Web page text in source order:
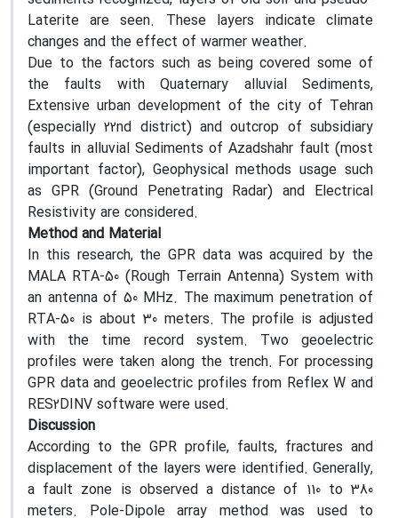
Laterite are seen. These layers indicate climate
changes and the effect of warmer weather.
Due to the factors such as being covered some of
the faults with Quaternary alluvial Sediments,
Extensive urban development of the city of Tehran
(especially 22nd district) and outcrop of subsidiary
faults in alluvial Sediments of Azadshahr fault (most
important factor), Geophysical methods usage such
as GPR (Ground Penetrating Radar) and Electrical
Resistivity are considered.
Method and Material
In this research, the GPR data was acquired by the
MALA RTA-50 (Rough Terrain Antenna) System with
an antenna of 50 MHz. The maximum penetration of
RTA-50 is about 30 meters. The profile is adjusted
with the time record system. Two geoelectric
profiles were taken along the trench. For processing
GPR data and geoelectric profiles from Reflex W and
RES2DINV software were used.
Discussion
According to the GPR profile, faults, fractures and
displacement of the layers were identified. Generally,
a fault zone is observed a distance of 110 to 380
meters. Pole-Dipole array method was used to